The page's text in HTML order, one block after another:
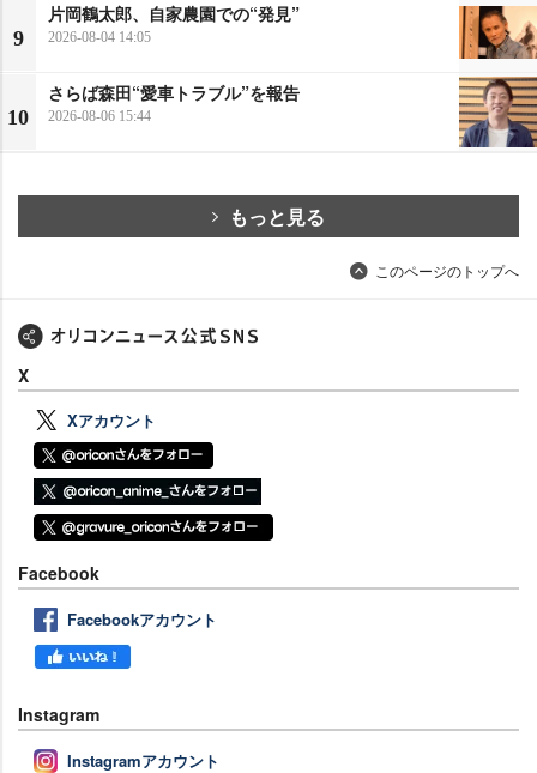
9
片岡鶴太郎、自家農園での“発見”
2026-08-04 14:05
10
さらば森田“愛車トラブル”を報告
2026-08-06 15:44
もっと見る
このページのトップへ
X
Xアカウント
Facebook
Facebookアカウント
Instagram
Instagramアカウント